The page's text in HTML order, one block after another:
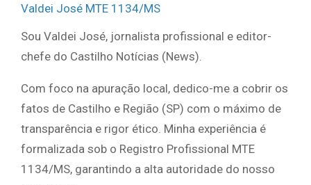
Valdei José MTE 1134/MS
Sou Valdei José, jornalista profissional e editor-
chefe do Castilho Notícias (News).
Com foco na apuração local, dedico-me a cobrir os
fatos de Castilho e Região (SP) com o máximo de
transparência e rigor ético. Minha experiência é
formalizada sob o Registro Profissional MTE
1134/MS, garantindo a alta autoridade do nosso